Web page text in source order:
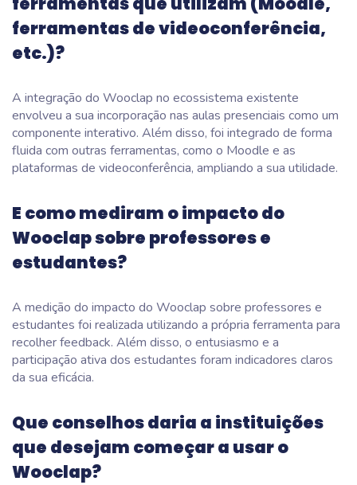
ferramentas de videoconferência,
etc.)?
A integração do Wooclap no ecossistema existente
envolveu a sua incorporação nas aulas presenciais como um
componente interativo. Além disso, foi integrado de forma
fluida com outras ferramentas, como o Moodle e as
plataformas de videoconferência, ampliando a sua utilidade.
E como mediram o impacto do
Wooclap sobre professores e
estudantes?
A medição do impacto do Wooclap sobre professores e
estudantes foi realizada utilizando a própria ferramenta para
recolher feedback. Além disso, o entusiasmo e a
participação ativa dos estudantes foram indicadores claros
da sua eficácia.
Que conselhos daria a instituições
que desejam começar a usar o
Wooclap?